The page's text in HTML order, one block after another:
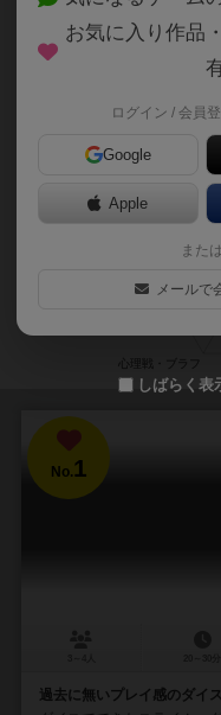
『日本＆世界一周すご
このゲームのトップページで
が近いボードゲームをランキン
No.1
過去に無いプレイ感のダイス
お気に入り作品
ログイン / 会員
Google
Apple
または
メールで
しばらく表